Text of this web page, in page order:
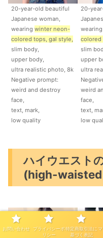
20-year-old beautiful
Japanese woman,
wearing winter neon-
colored tops, gal style
slim body,
upper body,
ultra realistic photo, 8k
Negative prompt:
weird and destroy
face,
text, mark,
low quality
20-
slim
upper
ultra
weird
face,
text,
low
ハイウエスト
(high-
お問い合わせ
プライバシーポ
リシー
特定商取引法に
基づく表記